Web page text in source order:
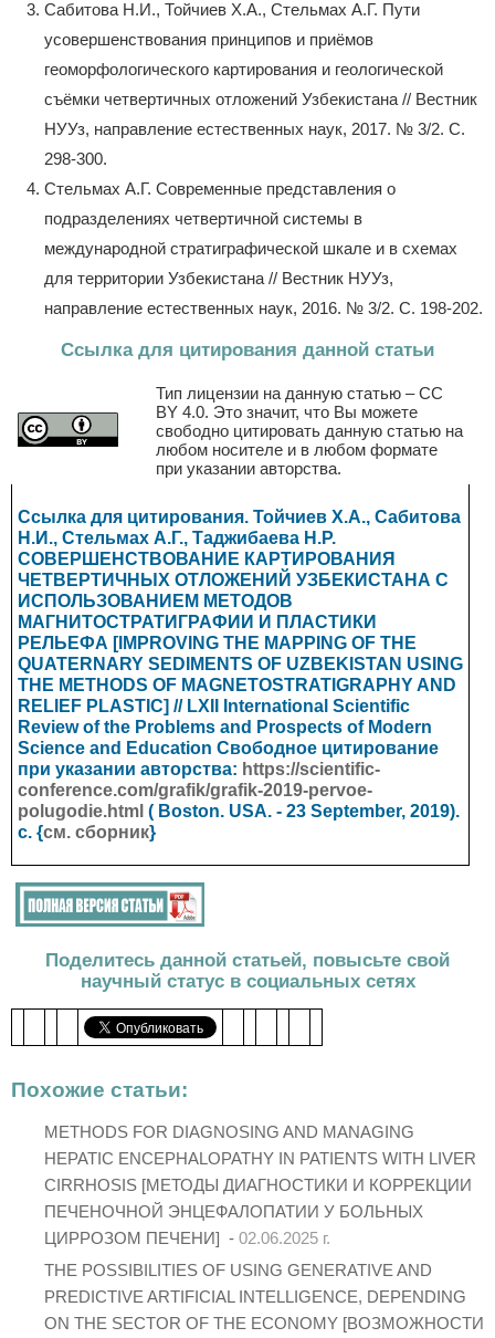
Сабитова Н.И., Тойчиев Х.А., Стельмах А.Г. Пути
усовершенствования принципов и приёмов
геоморфологического картирования и геологической
съёмки четвертичных отложений Узбекистана // Вестник
НУУз, направление естественных наук, 2017. № 3/2. С.
298-300.
Стельмах А.Г. Современные представления о
подразделениях четвертичной системы в
международной стратиграфической шкале и в схемах
для территории Узбекистана // Вестник НУУз,
направление естественных наук, 2016. № 3/2. С. 198-202.
Ссылка для цитирования данной статьи
Тип лицензии на данную статью – CC
BY 4.0. Это значит, что Вы можете
свободно цитировать данную статью на
любом носителе и в любом формате
при указании авторства.
Ссылка для цитирования. Тойчиев Х.А., Сабитова
Н.И., Стельмах А.Г., Таджибаева Н.Р.
СОВЕРШЕНСТВОВАНИЕ КАРТИРОВАНИЯ
ЧЕТВЕРТИЧНЫХ ОТЛОЖЕНИЙ УЗБЕКИСТАНА С
ИСПОЛЬЗОВАНИЕМ МЕТОДОВ
МАГНИТОСТРАТИГРАФИИ И ПЛАСТИКИ
РЕЛЬЕФА [IMPROVING THE MAPPING OF THE
QUATERNARY SEDIMENTS OF UZBEKISTAN USING
THE METHODS OF MAGNETOSTRATIGRAPHY AND
RELIEF PLASTIC] // LXII International Scientific
Review of the Problems and Prospects of Modern
Science and Education Свободное цитирование
при указании авторства: https://scientific-
conference.com/grafik/grafik-2019-pervoe-
polugodie.html ( Boston. USA. - 23 September, 2019).
с. {см. сборник}
Поделитесь данной статьей, повысьте свой
научный статус в социальных сетях
Похожие статьи:
METHODS FOR DIAGNOSING AND MANAGING
HEPATIC ENCEPHALOPATHY IN PATIENTS WITH LIVER
CIRRHOSIS [МЕТОДЫ ДИАГНОСТИКИ И КОРРЕКЦИИ
ПЕЧЕНОЧНОЙ ЭНЦЕФАЛОПАТИИ У БОЛЬНЫХ
ЦИРРОЗОМ ПЕЧЕНИ] - 02.06.2025 г.
THE POSSIBILITIES OF USING GENERATIVE AND
PREDICTIVE ARTIFICIAL INTELLIGENCE, DEPENDING
ON THE SECTOR OF THE ECONOMY [ВОЗМОЖНОСТИ